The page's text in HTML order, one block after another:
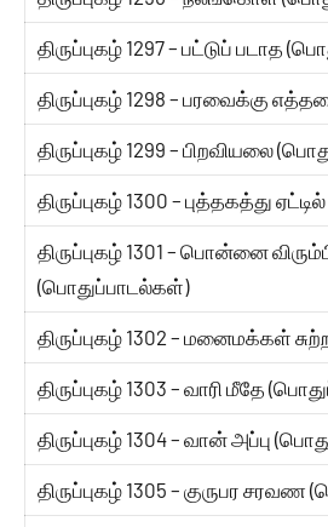
திருப்புகழ் 1297 – பட்டுப் படாத
திருப்புகழ் 1298 – பரவைக்கு
திருப்புகழ் 1299 – பிறவியலை
திருப்புகழ் 1300 – புத்தகத்து
திருப்புகழ் 1301 – பொன்னை
(பொதுப்பாடல்கள்)
திருப்புகழ் 1302 – மனைமக்கள்
திருப்புகழ் 1303 – வாரி மீதே
திருப்புகழ் 1304 – வான் அப்பு
திருப்புகழ் 1305 – குருபர